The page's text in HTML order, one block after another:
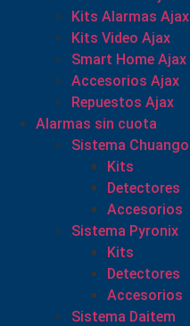
Kits Alarmas Ajax
Kits Video Ajax
Smart Home Ajax
Accesorios Ajax
Repuestos Ajax
Alarmas sin cuota
Sistema Chuango
Kits
Detectores
Accesorios
Sistema Pyronix
Kits
Detectores
Accesorios
Sistema Daitem